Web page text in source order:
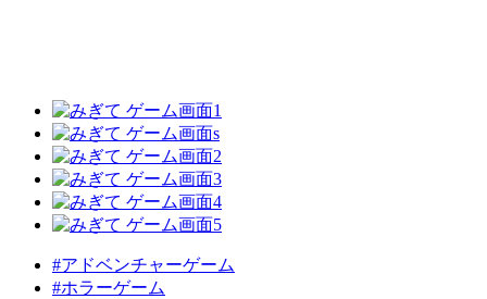
#アドベンチャーゲーム
#ホラーゲーム